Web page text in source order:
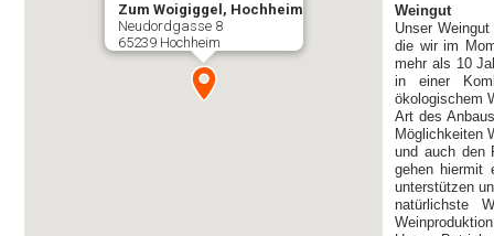
Zum Woigiggel, Hochheim
Neudordgasse 8
65239 Hochheim
Weingut
Unser
die wir im
mehr als 10
in einer
ökologischem
Art des
Möglichkeiten
und auch den
gehen hiermit
unterstützen
natürlichste